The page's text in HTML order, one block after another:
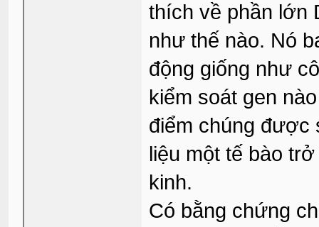
thích về phần lớn
như thế nào. Nó
động giống như
kiểm soát gen
điểm chúng được
liệu một tế bào
kinh.
Có bằng chứng